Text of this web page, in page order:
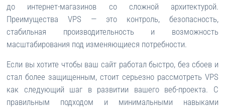
до интернет-магазинов со сложной архитектурой.
Преимущества VPS — это контроль, безопасность,
стабильная производительность и возможность
масштабирования под изменяющиеся потребности.
Если вы хотите чтобы ваш сайт работал быстро, без сбоев и
стал более защищенным, стоит серьезно рассмотреть VPS
как следующий шаг в развитии вашего веб-проекта. С
правильным подходом и минимальными навыками